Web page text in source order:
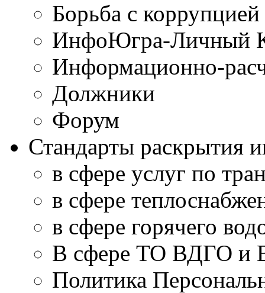
Борьба с
ИнфоЮгра-Личный
Информационно-
Должники
Форум
Стандарты раскрытия
в сфере услуг по
в сфере
в сфере горячего
В сфере ТО ВДГО и
Политика